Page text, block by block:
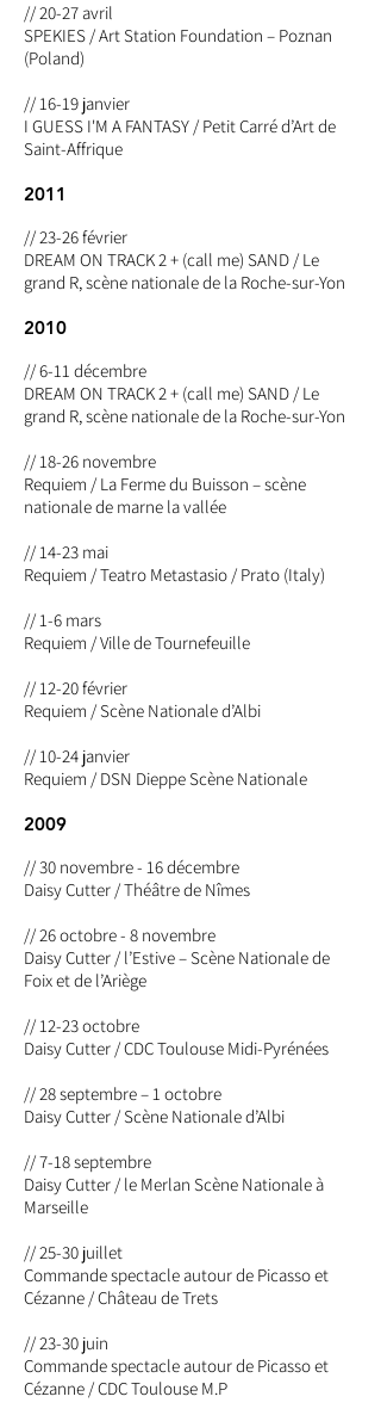
// 20-27 avril
SPEKIES / Art Station Foundation – Poznan
(Poland)
// 16-19 janvier
I GUESS I'M A FANTASY / Petit Carré d’Art de
Saint-Affrique
2011
// 23-26 février
DREAM ON TRACK 2 + (call me) SAND / Le
grand R, scène nationale de la Roche-sur-Yon
2010
// 6-11 décembre
DREAM ON TRACK2 + (call me) SAND / Le
grand R, scène nationale de la Roche-sur-Yon
// 18-26 novembre
Requiem / La Ferme du Buisson – scène
nationale de marne la vallée
// 14-23 mai
Requiem / Teatro Metastasio / Prato (Italy)
// 1-6 mars
Requiem / Ville de Tournefeuille
// 12-20 février
Requiem / Scène Nationale d’Albi
// 10-24 janvier
Requiem / DSN Dieppe Scène Nationale
2009
// 30 novembre - 16 décembre
Daisy Cutter / Théâtre de Nîmes
// 26 octobre - 8 novembre
Daisy Cutter / l’Estive – Scène Nationale de
Foix et de l’Ariège
// 12-23 octobre
Daisy Cutter / CDC Toulouse Midi-Pyrénées
// 28 septembre – 1 octobre
Daisy Cutter / Scène Nationale d’Albi
// 7-18 septembre
Daisy Cutter / le Merlan Scène Nationale à
Marseille
// 25-30 juillet
Commande spectacle autour de Picasso et
Cézanne / Château de Trets
// 23-30 juin
Commande spectacle autour de Picasso et
Cézanne / CDC Toulouse M.P